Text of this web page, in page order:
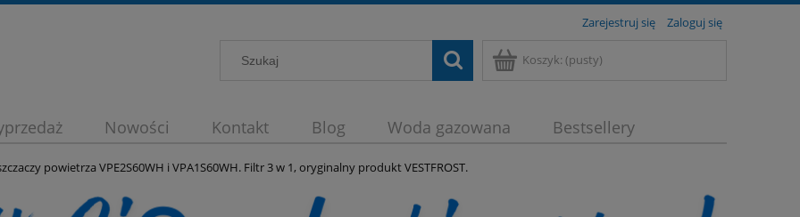
Zarejestruj się Zaloguj się
Koszyk: (pusty)
Nowości Kontakt Blog Woda gazowana
Bestsellery
wody
powietrza VPE2S60WH i VPA1S60WH. Filtr 3 w 1, oryginalny produkt VESTFROST.